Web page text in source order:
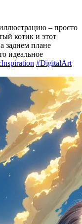
– просто
котик и этот
заднем плане
идеальное
#DigitalArt